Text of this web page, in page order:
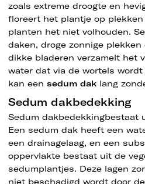
zoals extreme droogte en
floreert het plantje op
planten het niet volhouden.
daken, droge zonnige
dikke bladeren verzamelt het
water dat via de wortels
kan een sedum dak lang
Sedum dakbedekking
Sedum dakbedekkingbestaat
Een sedum dak heeft een
een drainagelaag, en een
oppervlakte bestaat uit de
sedumplantjes. Deze lagen
niet beschadigd wordt door de